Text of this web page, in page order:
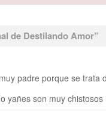
de Destilando Amor”
padre porque se trata
yañes son muy chistosos